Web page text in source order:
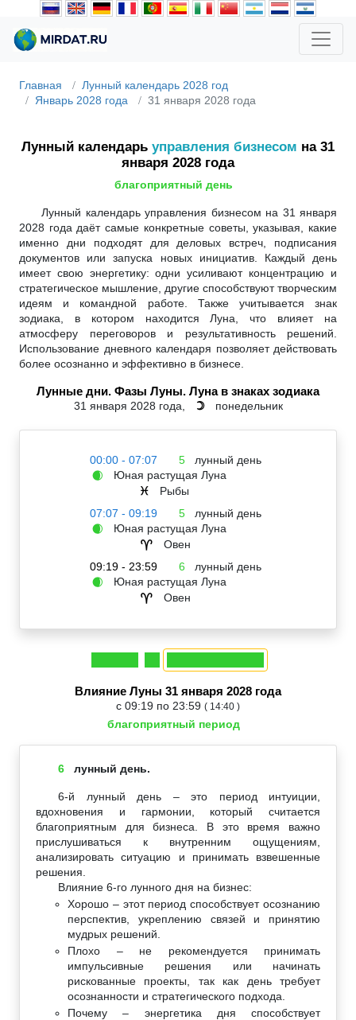
Главная
Лунный календарь 2028 год
Январь 2028 года
31 января 2028 года
Лунный календарь управления бизнесом на 31
января 2028 года
благоприятный день
Лунный календарь управления бизнесом на 31 января
2028 года даёт самые конкретные советы, указывая, какие
именно дни подходят для деловых встреч, подписания
документов или запуска новых инициатив. Каждый день
имеет свою энергетику: одни усиливают концентрацию и
стратегическое мышление, другие способствуют творческим
идеям и командной работе. Также учитывается знак
зодиака, в котором находится Луна, что влияет на
атмосферу переговоров и результативность решений.
Использование дневного календаря позволяет действовать
более осознанно и эффективно в бизнесе.
Лунные дни. Фазы Луны. Луна в знаках зодиака
31 января 2028 года, ☽ понедельник
00:00 - 07:07 5 лунный день
🌒 Юная растущая Луна
♓
Рыбы
07:07 - 09:19
5 лунный день
🌒 Юная растущая Луна
♈
Овен
09:19 - 23:59
6 лунный день
🌒 Юная растущая Луна
♈ Овен
Влияние Луны 31 января 2028 года
с 09:19 по 23:59 ( 14:40 )
благоприятный период
6 лунный день.
6-й лунный день – это период интуиции,
вдохновения и гармонии, который считается
благоприятным для бизнеса. В это время важно
прислушиваться к внутренним ощущениям,
анализировать ситуацию и принимать взвешенные
решения.
Влияние 6-го лунного дня на бизнес:
Хорошо – этот период способствует осознанию
перспектив, укреплению связей и принятию
мудрых решений.
Плохо – не рекомендуется принимать
импульсивные решения или начинать
рискованные проекты, так как день требует
осознанности и стратегического подхода.
Почему – энергетика дня способствует